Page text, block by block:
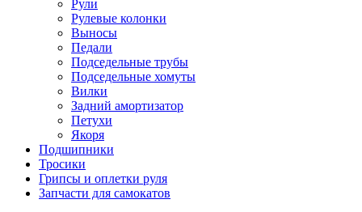
Рули
Рулевые колонки
Выносы
Педали
Подседельные трубы
Подседельные хомуты
Вилки
Задний амортизатор
Петухи
Якоря
Подшипники
Тросики
Грипсы и оплетки руля
Запчасти для самокатов